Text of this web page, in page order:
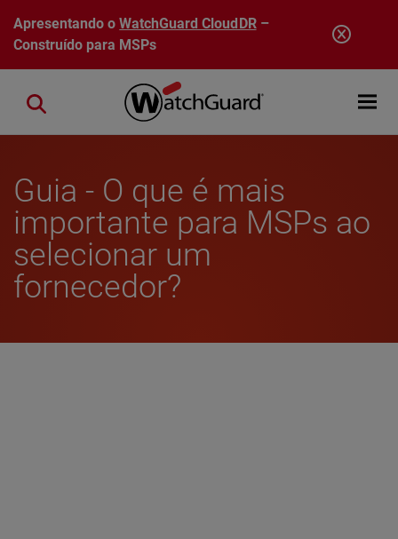
Pular para o conteúdo principal
Apresentando oWatchGuard CloudDR–
Construído para MSPs
Open
Close search
Guia - O que é mais
importante para MSPs ao
selecionar um
fornecedor?